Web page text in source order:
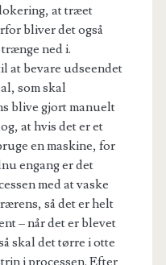
at træet
bliver det også
ned i.
at bevare udseendet
som skal
blive gjort manuelt
at hvis det er et
en maskine, for
engang er det
med at vaske
så det er helt
– når det er blevet
skal det tørre i otte
i processen. Efter